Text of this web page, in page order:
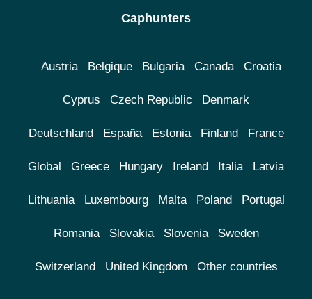
Caphunters
Austria Belgique Bulgaria Canada Croatia
Cyprus Czech Republic Denmark
Deutschland España Estonia Finland France
Global Greece Hungary Ireland Italia Latvia
Lithuania Luxembourg Malta Poland Portugal
Romania Slovakia Slovenia Sweden
Switzerland United Kingdom Other countries